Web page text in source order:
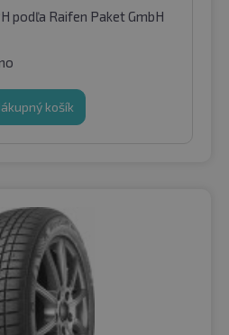
podľa Raifen Paket GmbH
košík